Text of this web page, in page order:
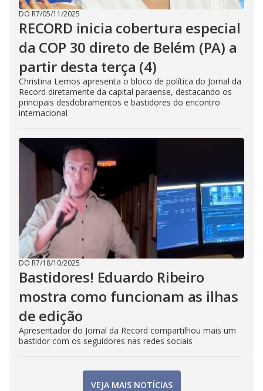
DO R7/05/11/2025
RECORD inicia cobertura especial
da COP 30 direto de Belém (PA) a
partir desta terça (4)
Christina Lemos apresenta o bloco de política do Jornal da
Record diretamente da capital paraense, destacando os
principais desdobramentos e bastidores do encontro
internacional
DO R7/18/10/2025
Bastidores! Eduardo Ribeiro
mostra como funcionam as ilhas
de edição
Apresentador do Jornal da Record compartilhou mais um
bastidor com os seguidores nas redes sociais
VEJA MAIS NOTÍCIAS